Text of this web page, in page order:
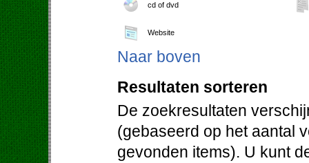
cd of dvd
Website
Naar boven
Resultaten sorteren
De zoekresultaten
(gebaseerd op het aantal
gevonden items). U kunt